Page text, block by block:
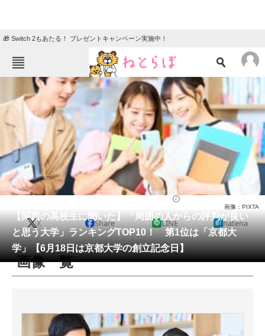
🎁 Switch 2もあたる！ プレゼントキャンペーン実施中！
ねとらぼメニュー
TOP ニュース
エンタメ クイズ
グルメ 地域
住まい 教育・育児
動物 リサーチ
会員記事
メディア
注目記事を集めた総合ページ
スマホと通信の最新トレンド
【関西の高校生に聞いた】「周囲の人からの評判が良い
と思う大学」ランキングTOP10！ 第1位は「京都大
学」【6月18日は京都大学の創立記念日】
画像：PIXTA
X Share LINE hatena
画像一覧